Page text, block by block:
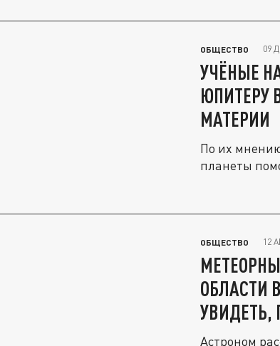
ОБЩЕСТВО 09
УЧЁНЫЕ
ЮПИТЕРУ
МАТЕРИИ
По их
планеты
ОБЩЕСТВО 12
ОБЛАСТИ
УВИДЕТЬ,
Астроном